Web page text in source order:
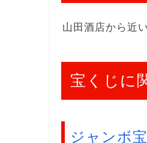
山田酒店から近
宝くじに
ジャンボ